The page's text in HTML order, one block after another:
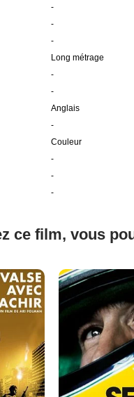
-
-
-
Long métrage
-
-
Anglais
-
Couleur
-
-
-
ce film, vous